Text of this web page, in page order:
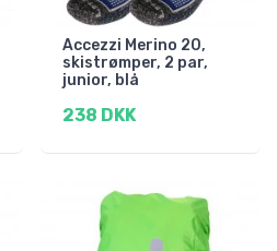
Accezzi Merino 20,
skistrømper, 2 par,
junior, blå
238 DKK